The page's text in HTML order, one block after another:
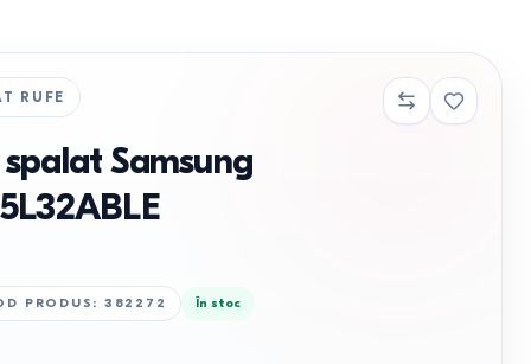
RUFE
Samsung
PRODUS : 382272 În stoc